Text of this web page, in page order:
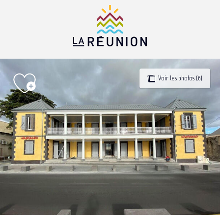
Voir les photos (6)